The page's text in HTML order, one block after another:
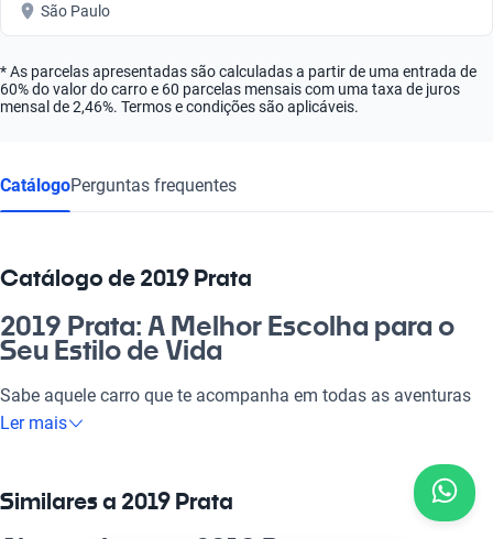
São Paulo
* As parcelas apresentadas são calculadas a partir de uma entrada de
60% do valor do carro e 60 parcelas mensais com uma taxa de juros
mensal de 2,46%. Termos e condições são aplicáveis.
CatálogoPerguntas frequentes
Catálogo de 2019 Prata
2019 Prata: A Melhor Escolha para o
Seu Estilo de Vida
Sabe aquele carro que te acompanha em todas as aventuras
do dia a dia? O 2019 Prata é a opção perfeita! Com um design
precisa se movimentar pela cidade com estilo. Seja para o
trabalho ou para um rolê com a galera, esse automóvel atende
a todas as suas necessidades. Além disso, você vai adorar o
Ler mais
Similares a 2019 Prata